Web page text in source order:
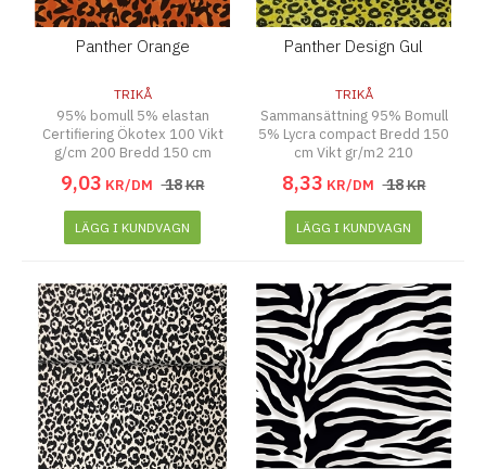
Panther Orange
TRIKÅ
95% bomull 5% elastan
Certifiering Ökotex 100 Vikt
g/cm 200 Bredd 150 cm
9,03 KR/DM 18KR
LÄGG I KUNDVAGN
Panther Design Gul
TRIKÅ
Sammansättning 95% Bomull
5% Lycra compact Bredd 150
cm Vikt gr/m2 210
8,33 KR/DM 18KR
LÄGG I KUNDVAGN